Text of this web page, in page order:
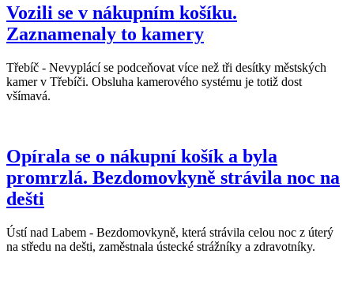
Vozili se v nákupním košíku.
Zaznamenaly to kamery
Třebíč - Nevyplácí se podceňovat více než tři desítky městských
kamer v Třebíči. Obsluha kamerového systému je totiž dost
všímavá.
Opírala se o nákupní košík a byla
promrzlá. Bezdomovkyně strávila noc na
dešti
Ústí nad Labem - Bezdomovkyně, která strávila celou noc z úterý
na středu na dešti, zaměstnala ústecké strážníky a zdravotníky.